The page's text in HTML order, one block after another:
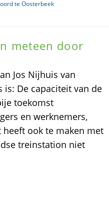
te Oosterbeek
meteen door
Jos Nijhuis van
De capaciteit van de
toekomst
en werknemers,
ook te maken met
treinstation niet